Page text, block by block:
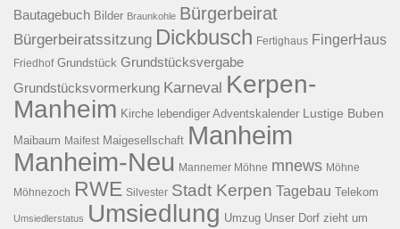
Bautagebuch Bilder Braunkohle Bürgerbeirat
Bürgerbeiratssitzung Dickbusch Fertighaus FingerHaus
Friedhof Grundstück Grundstücksvergabe
Grundstücksvormerkung Karneval Kerpen-
Manheim Kirche lebendiger Adventskalender Lustige Buben
Maibaum Maifest Maigesellschaft Manheim
Manheim-Neu Mannemer Möhne mnews Möhne
Möhnezoch RWE Silvester Stadt Kerpen Tagebau Telekom
Umsiedlerstatus Umsiedlung Umzug Unser Dorf zieht um